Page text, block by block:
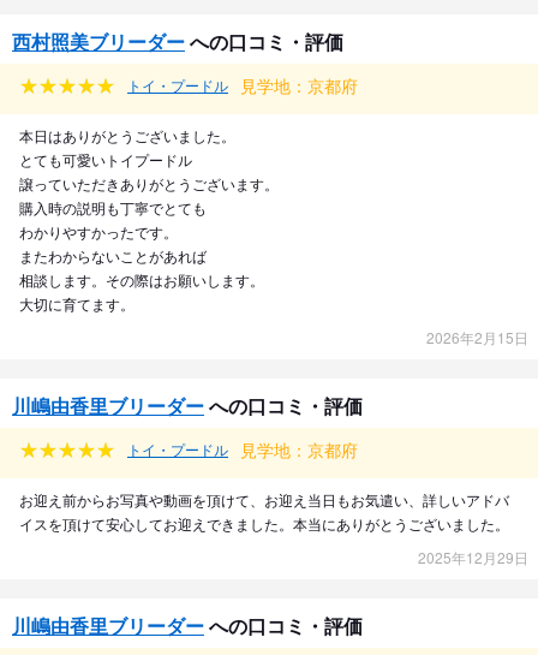
西村照美ブリーダーへの口コミ・評価
トイ・プードル 見学地：京都府
本日はありがとうございました。
とても可愛いトイプードル
譲っていただきありがとうございます。
購入時の説明も丁寧でとても
わかりやすかったです。
またわからないことがあれば
相談します。その際はお願いします。
大切に育てます。
2026年2月15日
川嶋由香里ブリーダーへの口コミ・評価
トイ・プードル 見学地：京都府
お迎え前からお写真や動画を頂けて、お迎え当日もお気遣い、詳しいアドバ
イスを頂けて安心してお迎えできました。本当にありがとうございました。
2025年12月29日
川嶋由香里ブリーダーへの口コミ・評価